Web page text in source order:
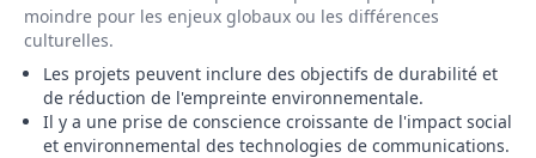
moindre pour les enjeux globaux ou les différences
culturelles.
Les projets peuvent inclure des objectifs de durabilité et
de réduction de l'empreinte environnementale.
Il y a une prise de conscience croissante de l'impact social
et environnemental des technologies de communications.